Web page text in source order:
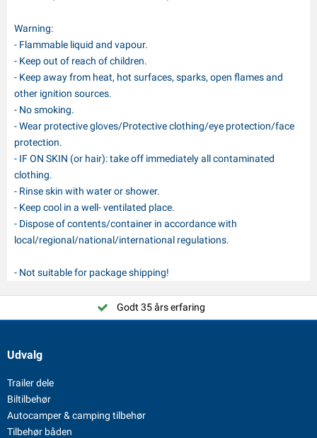
Warning:
- Flammable liquid and vapour.
- Keep out of reach of children.
- Keep away from heat, hot surfaces, sparks, open flames and
other ignition sources.
- No smoking.
- Wear protective gloves/Protective clothing/eye protection/face
protection.
- IF ON SKIN (or hair): take off immediately all contaminated
clothing.
- Rinse skin with water or shower.
- Keep cool in a well- ventilated place.
- Dispose of contents/container in accordance with
local/regional/national/international regulations.
- Not suitable for package shipping!
Godt 35 års erfaring
Udvalg
Trailer dele
Biltilbehør
Autocamper & camping tilbehør
Tilbehør båden